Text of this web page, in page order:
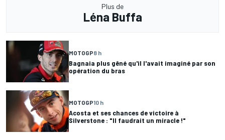
Plus de
Léna Buffa
MOTOGP8 h
Bagnaia plus gêné qu'il l'avait imaginé par son
opération du bras
MOTOGP10 h
Acosta et ses chances de victoire à
Silverstone : "Il faudrait un miracle !"